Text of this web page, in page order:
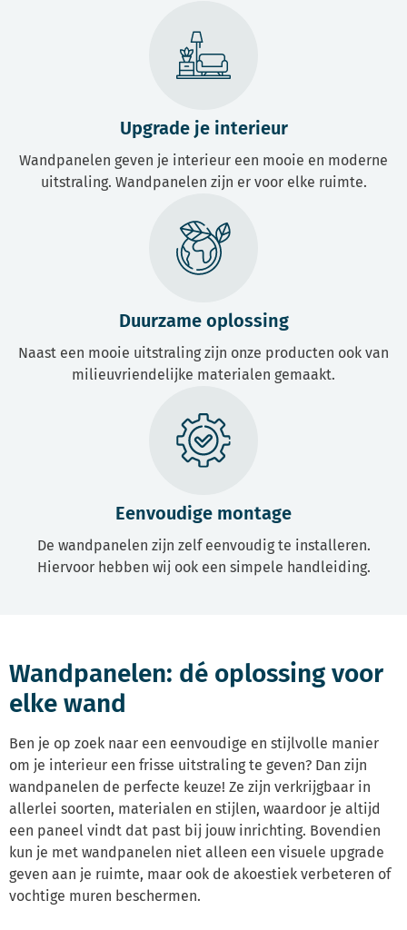
Upgrade je interieur
Wandpanelen geven je interieur een mooie en moderne
uitstraling. Wandpanelen zijn er voor elke ruimte.
Duurzame oplossing
Naast een mooie uitstraling zijn onze producten ook van
milieuvriendelijke materialen gemaakt.
Eenvoudige montage
De wandpanelen zijn zelf eenvoudig te installeren.
Hiervoor hebben wij ook een simpele handleiding.
Wandpanelen: dé oplossing voor
elke wand
Ben je op zoek naar een eenvoudige en stijlvolle manier
om je interieur een frisse uitstraling te geven? Dan zijn
wandpanelen de perfecte keuze! Ze zijn verkrijgbaar in
allerlei soorten, materialen en stijlen, waardoor je altijd
een paneel vindt dat past bij jouw inrichting. Bovendien
kun je met wandpanelen niet alleen een visuele upgrade
geven aan je ruimte, maar ook de akoestiek verbeteren of
vochtige muren beschermen.